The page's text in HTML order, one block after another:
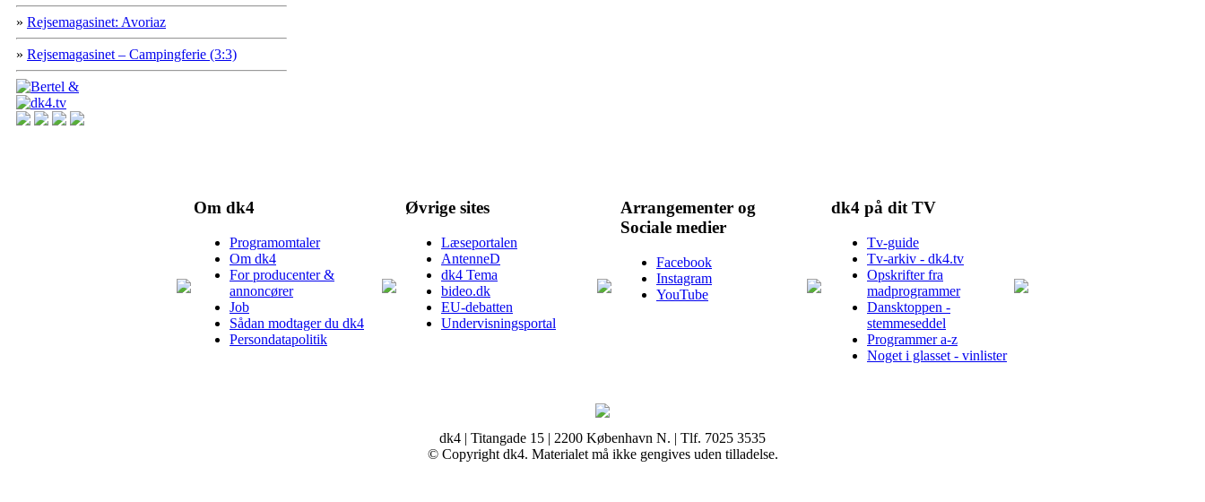
» Rejsemagasinet: Avoriaz
» Rejsemagasinet – Campingferie (3:3)
Om dk4
Programomtaler
Om dk4
For producenter &
annoncører
Job
Sådan modtager du dk4
Persondatapolitik
Øvrige sites
Læseportalen
AntenneD
dk4 Tema
bideo.dk
EU-debatten
Undervisningsportal
Arrangementer og
Sociale medier
Facebook
Instagram
YouTube
dk4 på dit TV
Tv-guide
Tv-arkiv - dk4.tv
Opskrifter fra
madprogrammer
Dansktoppen -
stemmeseddel
Programmer a-z
Noget i glasset - vinlister
dk4 | Titangade 15 | 2200 København N. | Tlf. 7025 3535
© Copyright dk4. Materialet må ikke gengives uden tilladelse.